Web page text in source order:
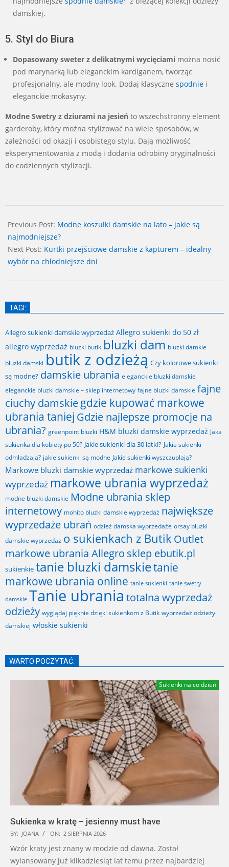
damskiej.
5. Styl do Biura
Dopasowany sweter z delikatnymi wycięciami można nosić
pod marynarką lub eleganckim kardiganem, tworząc
profesjonalny, ale modny look. Dodaj klasyczne spodnie i
eleganckie mokasyny.
Modne Swetry z dziurami na jesień to wszechstronny element
garderoby, który można stylizować na wiele sposobów, w
zależności od okazji i osobistego stylu. Dają możliwość
eksperymentowania z modą i dodania odrobiny oryginalności
do codziennych stylizacji.
07-
12
Previous Post: Modne koszulki damskie na lato – jakie są
najmodniejsze?
Next Post: Kurtki przejściowe damskie z kapturem – idealny
wybór na chłodniejsze dni
TAGI:
Allegro sukienki damskie wyprzedaż Allegro sukienki do 50 zł
allegro wyprzedaż bluzki butik bluzki dam bluzki damkie
bluzki damski butik z odzieżą Czy kolorowe sukienki
są modne? damskie ubrania eleganckie bluzki damskie
eleganckie bluzki damskie – sklep internetowy fajne bluzki damskie fajne
ciuchy damskiegdzie kupować markowe
ubrania taniej Gdzie najlepsze promocje na
ubrania? greenpoint bluzki H&M bluzki damskie wyprzedaż Jaka
sukienka dla kobiety po 50? Jakie sukienki dla 30 latki? Jakie sukienki
odmładzają? jakie sukienki są modne Jakie sukienki wyszczuplają?
Markowe bluzki damskie wyprzedaż markowe sukienki
wyprzedaż markowe ubrania wyprzedaż
modne bluzki damskie Modne ubrania sklep
internetowy mohito bluzki damskie wyprzedaż największe
wyprzedaże ubrań odzież damska wyprzedaże orsay bluzki
damskie wyprzedaż o sukienkach z Butik Outlet
markowe ubrania Allegro sklep ebutik.pl
sukienkie tanie bluzki damskietanie
markowe ubrania online tanie sukienki tanie swetry
damskie Tanie ubrania totalna wyprzedaż
odzieży wyglądaj pięknie dzięki sukienkom z Butik wyprzedaż odzieży
damskiej włoskie sukienki
WARTO POCZYTAĆ:
Sukienki na co dzień
Sukienka w kratę – jesienny must have
BY: JOANA ON: 2 SIERPNIA 2026
Wzór kraty jest znany w modzie od dawna. Został
wylansowany już kilkadziesiąt lat temu przez najbardziej